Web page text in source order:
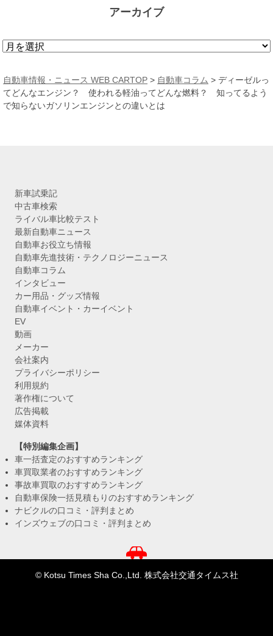
アーカイブ
ア
カ
イ
ブ
自動車情報・ニュース WEB CARTOP > 自動車コラム > ディーゼルっ
てどんなエンジン？ 使われる軽油ってどんな燃料？ 知ってるよう
で知らないガソリンエンジンとの違いとは
新車試乗記
中古車検索
ライバル車比較テスト
最新自動車ニュース
自動車お役立ち情報
自動車先進技術・テクノロジーニュース
自動車コラム
インタビュー
カー用品・グッズ情報
自動車イベント・カーイベント
EV
動画
メーカー
会社案内
プライバシーポリシー
利用規約
著作権について
広告掲載
媒体資料
【特別編集企画】
車一括査定のおすすめランキング
車買取業者のおすすめランキング
事故車買取のおすすめランキング
自動車保険一括見積もりのおすすめランキング
ナビクルの口コミ・評判まとめ
インズウェブの口コミ・評判まとめ
© Kotsu Times Sha Co.,Ltd. 株式会社交通タイムス社